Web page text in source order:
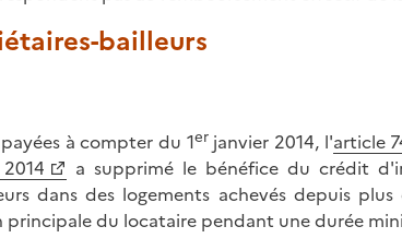
bailleurs
à compter du 1erjanvier 2014, l'article
a supprimé le bénéfice du crédit
dans des logements achevés depuis
du locataire pendant une durée